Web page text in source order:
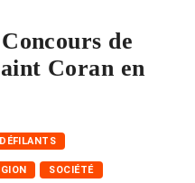
de
Coran en
SOCIÉTÉ